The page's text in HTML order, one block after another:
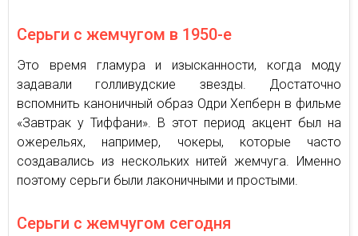
Серьги с жемчугом в 1950-е
Это время гламура и изысканности, когда моду
задавали голливудские звезды. Достаточно
вспомнить каноничный образ Одри Хепберн в фильме
«Завтрак у Тиффани». В этот период акцент был на
ожерельях, например, чокеры, которые часто
создавались из нескольких нитей жемчуга. Именно
поэтому серьги были лаконичными и простыми.
Серьги с жемчугом сегодня